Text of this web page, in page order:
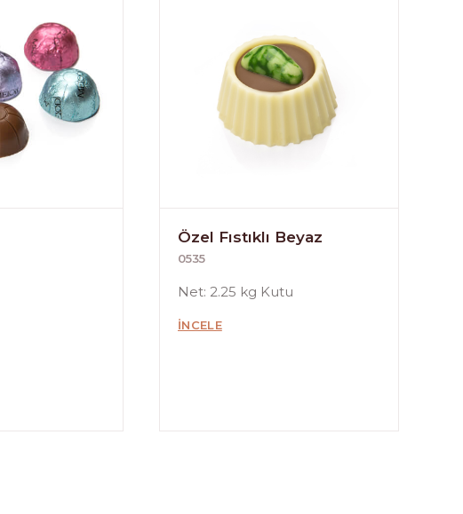
Özel Fıstıklı Beyaz
0535
Net: 2.25 kg Kutu
İNCELE